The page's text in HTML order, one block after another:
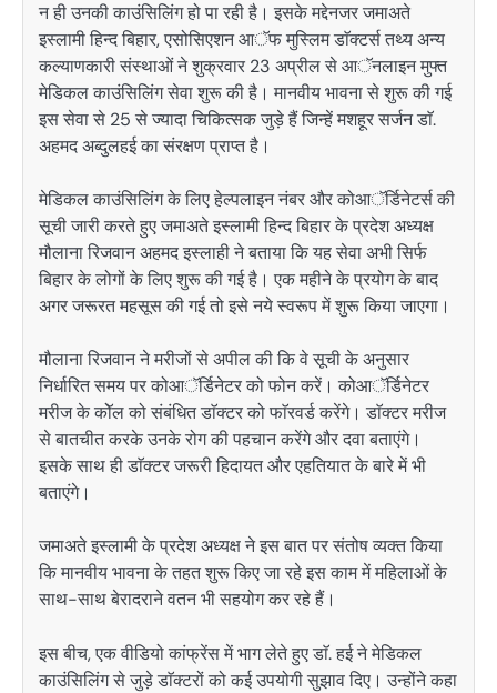
न ही उनकी काउंसिलिंग हो पा रही है। इसके मद्देनजर जमाअते
इस्लामी हिन्द बिहार, एसोसिएशन आॅफ मुस्लिम डाॅक्टर्स तथ्य अन्य
कल्याणकारी संस्थाओं ने शुक्रवार 23 अप्रील से आॅनलाइन मुफ्त
मेडिकल काउंसिलिंग सेवा शुरू की है। मानवीय भावना से शुरू की गई
इस सेवा से 25 से ज्यादा चिकित्सक जुड़े हैं जिन्हें मशहूर सर्जन डाॅ.
अहमद अब्दुलहई का संरक्षण प्राप्त है।
मेडिकल काउंसिलिंग के लिए हेल्पलाइन नंबर और कोआॅर्डिनेटर्स की
सूची जारी करते हुए जमाअते इस्लामी हिन्द बिहार के प्रदेश अध्यक्ष
मौलाना रिजवान अहमद इस्लाही ने बताया कि यह सेवा अभी सिर्फ
बिहार के लोगों के लिए शुरू की गई है। एक महीने के प्रयोग के बाद
अगर जरूरत महसूस की गई तो इसे नये स्वरूप में शुरू किया जाएगा।
मौलाना रिजवान ने मरीजों से अपील की कि वे सूची के अनुसार
निर्धारित समय पर कोआॅर्डिनेटर को फोन करें। कोआॅर्डिनेटर
मरीज के कोॅल को संबंधित डाॅक्टर को फाॅरवर्ड करेंगे। डाॅक्टर मरीज
से बातचीत करके उनके रोग की पहचान करेंगे और दवा बताएंगे।
इसके साथ ही डाॅक्टर जरूरी हिदायत और एहतियात के बारे में भी
बताएंगे।
जमाअते इस्लामी के प्रदेश अध्यक्ष ने इस बात पर संतोष व्यक्त किया
कि मानवीय भावना के तहत शुरू किए जा रहे इस काम में महिलाओं के
साथ-साथ बेरादराने वतन भी सहयोग कर रहे हैं।
इस बीच, एक वीडियो कांफ्रेंस में भाग लेते हुए डाॅ. हई ने मेडिकल
काउंसिलिंग से जुड़े डाॅक्टरों को कई उपयोगी सुझाव दिए। उन्होंने कहा